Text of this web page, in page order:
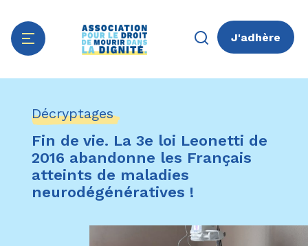
contenu
principal
J'adhère
Décryptages
Fin de vie. La 3e loi Leonetti de
2016 abandonne les Français
atteints de maladies
neurodégénératives !